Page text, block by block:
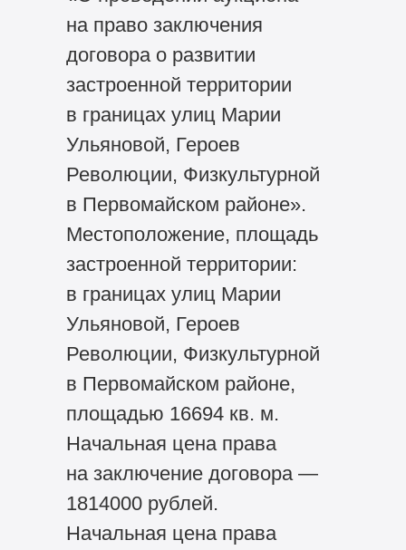
на право заключения
договора о развитии
застроенной территории
в границах улиц Марии
Ульяновой, Героев
Революции, Физкультурной
в Первомайском районе».
Местоположение, площадь
застроенной территории:
в границах улиц Марии
Ульяновой, Героев
Революции, Физкультурной
в Первомайском районе,
площадью 16694 кв. м.
Начальная цена права
на заключение договора —
1814000 рублей.
Начальная цена права